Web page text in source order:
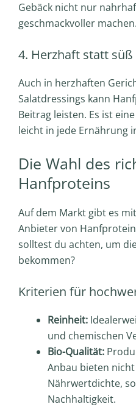
Gebäck nicht nur
geschmackvoller machen.
4. Herzhaft statt süß
Auch in herzhaften
Salatdressings kann
Beitrag leisten. Es ist
leicht in jede Ernährung
Die Wahl des
Hanfproteins
Auf dem Markt gibt es
Anbieter von
solltest du achten, um
bekommen?
Kriterien für
Reinheit:
und chemischen
Bio-Qualität:
Anbau bieten
Nährwertdichte,
Nachhaltigkeit.